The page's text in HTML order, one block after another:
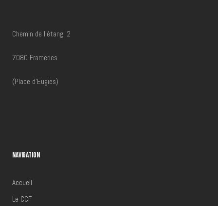
Chemin de l'étang, 2
7080 Frameries
(Place d'Eugies)
NAVIGATION
Accueil
Le CCF